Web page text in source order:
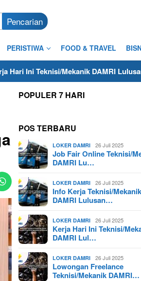
Pencarian
PERISTIWA FOOD & TRAVEL
Mekanik DAMRI Lulusan SMA/SMK
POPULER 7 HARI
POS TERBARU
LOKER DAMRI 26 Juli 2025
Job Fair Online Teknisi/
DAMRI Lu…
LOKER DAMRI 26 Juli 2025
Info Kerja Teknisi/Mekanik
DAMRI Lulusan…
LOKER DAMRI 26 Juli 2025
Kerja Hari Ini Teknisi/
DAMRI Lul…
LOKER DAMRI 26 Juli 2025
Lowongan Freelance
Teknisi/Mekanik DAMRI…